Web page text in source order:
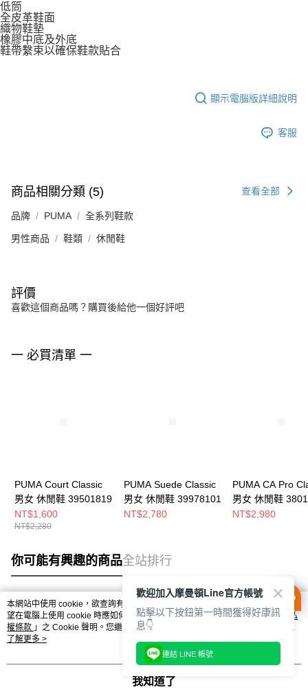
低筒
全皮革鞋面
織物鞋墊
橡膠中底及外底
鞋帶繫束以確保鞋款貼合
顯示電腦版詳細說明
客服
商品相關分類 (5) 查看全部
品牌 PUMA 全系列鞋款
男性商品 鞋類 休閒鞋
評價
喜歡這個商品嗎？購買後給他一個好評吧
一 必買清單 一
PUMA Court Classic
男女 休閒鞋 39501819
NT$1,600
NT$2,280
PUMA Suede Classic
男女 休閒鞋 39978101
NT$2,780
PUMA CA Pro
男女 休閒鞋
NT$2,980
你可能有興趣的商品全站排行
熱門標籤
本網站中使用 cookie，欲查詢有關本網站使用 cookie 方式之詳情，及若您不希
望在電腦上使用 cookie 時應如何變更電腦的 cookie 設定，請參閱本網站「
隱私
權條款 」之 Cookie 聲明。您繼續使用本網站即表示您同意本公司得按本網站使
用條款之 Cookie 聲明使用 cookie。
了解更多 >
我知道了
歡迎加入摩曼頓Line官方帳號
點擊以下按鈕第一時間獲得好康訊
息👇
連結 LINE 帳號